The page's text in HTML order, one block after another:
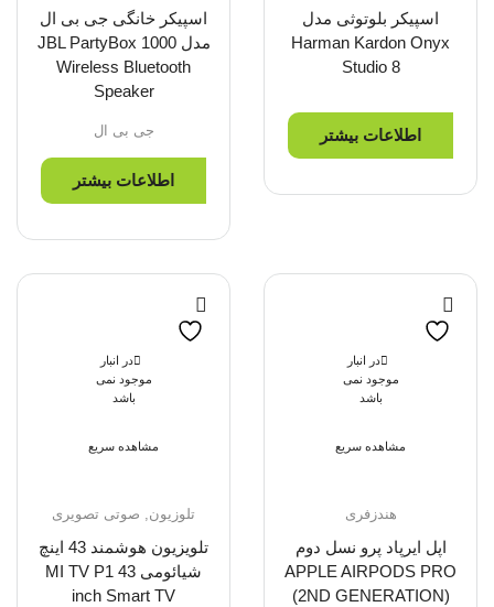
اسپیکر بلوتوثی مدل
Harman Kardon Onyx
Studio 8
اطلاعات بیشتر
اسپیکر خانگی جی بی ال
مدل JBL PartyBox 1000
Wireless Bluetooth
Speaker
جی بی ال
اطلاعات بیشتر
در انبار
موجود نمی
باشد
مشاهده سریع
هندزفری
اپل ایرپاد پرو نسل دوم
APPLE AIRPODS PRO
(2ND GENERATION)
در انبار
موجود نمی
باشد
مشاهده سریع
تلوزیون صوتی تصویری
تلویزیون هوشمند 43 اینچ
شیائومی MI TV P1 43
inch Smart TV